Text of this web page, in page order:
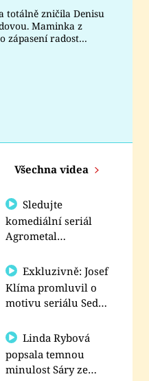
Sledujte nás
totálně zničila Denisu
Maminka z
zápasení radost
Všechna videa
Sledujte
komediální seriál
Agrometal
prima+
Exkluzivně: Josef
Klíma promluvil o
motivu seriálu Sedm
Linda Rybová
popsala temnou
minulost Sáry ze